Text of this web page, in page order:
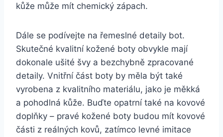
kůže ‍může mít chemický zápach.
Dále se podívejte na řemeslné detaily bot.
Skutečné ​kvalitní⁤ kožené boty​ obvykle mají
dokonale ‍ušité‌ švy a bezchybně zpracované
detaily.‌ Vnitřní část boty by ⁣měla být také
⁢vyrobena z kvalitního ​materiálu, jako je měkká
a ⁢pohodlná kůže. Buďte opatrní také na kovové
doplňky – pravé kožené⁣ boty budou mít kovové
části z reálných ⁣kovů, zatímco levné imitace